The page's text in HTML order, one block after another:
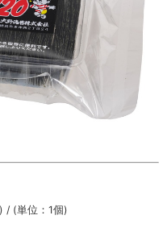
/ (単位：1個)